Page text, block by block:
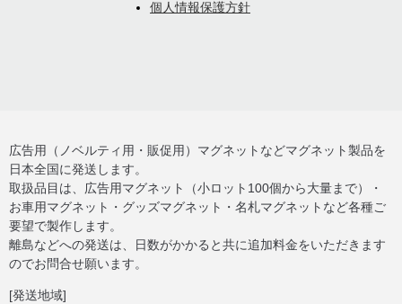
個人情報保護方針
広告用（ノベルティ用・販促用）マグネットなどマグネット製品を
日本全国に発送します。
取扱品目は、広告用マグネット（小ロット100個から大量まで）・
お車用マグネット・グッズマグネット・名札マグネットなど各種ご
要望で製作します。
離島などへの発送は、日数がかかると共に追加料金をいただきます
のでお問合せ願います。
[発送地域]